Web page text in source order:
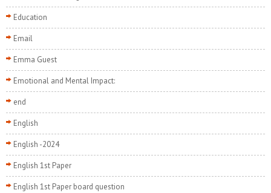
Education
Email
Emma Guest
Emotional and Mental Impact:
end
English
English -2024
English 1st Paper
English 1st Paper board question